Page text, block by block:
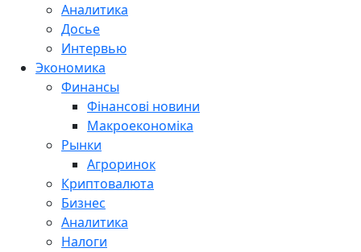
Аналитика
Досье
Интервью
Экономика
Финансы
Фінансові новини
Макроекономіка
Рынки
Агроринок
Криптовалюта
Бизнес
Аналитика
Налоги